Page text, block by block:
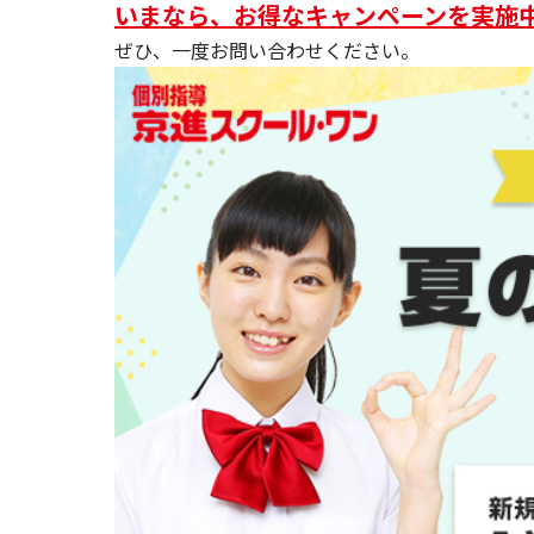
いまなら、お得なキャンペーンを実施
ぜひ、一度お問い合わせください。